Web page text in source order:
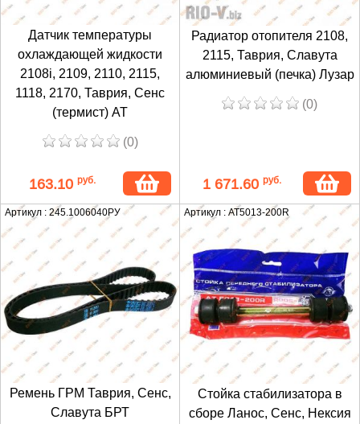
Датчик температуры
охлаждающей жидкости
2108i, 2109, 2110, 2115,
1118, 2170, Таврия, Сенс
(термист) АТ
(0)
163.10 руб.
Радиатор отопителя 2108,
2115, Таврия, Славута
алюминиевый (печка) Лузар
(0)
1 671.60 руб.
Артикул : 245.1006040РУ
Ремень ГРМ Таврия, Сенс,
Славута БРТ
Артикул : AT5013-200R
Стойка стабилизатора в
сборе Ланос, Сенс, Нексия